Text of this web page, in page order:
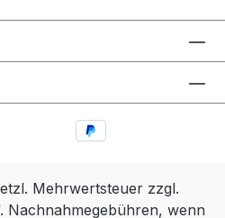
Mehrwertsteuer zzgl.
Nachnahmegebühren, wenn